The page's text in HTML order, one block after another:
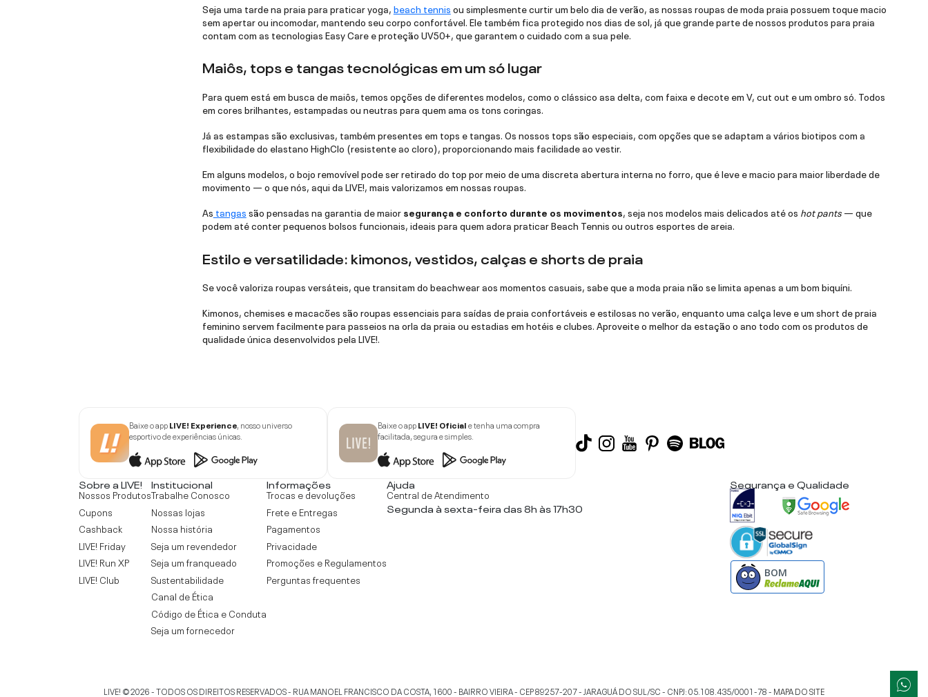
Seja uma tarde na praia para praticar yoga, beach tennis ou simplesmente curtir um belo dia de verão, as nossas roupas de moda praia possuem toque macio
sem apertar ou incomodar, mantendo seu corpo confortável. Ele também fica protegido nos dias de sol, já que grande parte de nossos produtos para praia
contam com as tecnologias Easy Care e proteção UV50+, que garantem o cuidado com a sua pele.
Maiôs, tops e tangas tecnológicas em um só lugar
Para quem está em busca de maiôs, temos opções de diferentes modelos, como o clássico asa delta, com faixa e decote em V, cut out e um ombro só. Todos
em cores brilhantes, estampadas ou neutras para quem ama os tons coringas.
Já as estampas são exclusivas, também presentes em tops e tangas. Os nossos tops são especiais, com opções que se adaptam a vários biotipos com a
flexibilidade do elastano HighClo (resistente ao cloro), proporcionando mais facilidade ao vestir.
Em alguns modelos, o bojo removível pode ser retirado do top por meio de uma discreta abertura interna no forro, que é leve e macio para maior liberdade de
movimento — o que nós, aqui da LIVE!, mais valorizamos em nossas roupas.
As tangas são pensadas na garantia de maiorsegurança e conforto durante os movimentos, seja nos modelos mais delicados até os hot pants— que
podem até conter pequenos bolsos funcionais, ideais para quem adora praticar Beach Tennis ou outros esportes de areia.
Estilo e versatilidade: kimonos, vestidos, calças e shorts de praia
Se você valoriza roupas versáteis, que transitam do beachwear aos momentos casuais, sabe que a moda praia não se limita apenas a um bom biquíni.
Kimonos, chemises e macacões são roupas essenciais para saídas de praia confortáveis e estilosas no verão, enquanto uma calça leve e um short de praia
feminino servem facilmente para passeios na orla da praia ou estadias em hotéis e clubes. Aproveite o melhor da estação o ano todo com os produtos de
qualidade única desenvolvidos pela LIVE!.
Baixe o appLIVE! Experience, nosso universo
esportivo de experiências únicas.
Baixe o appLIVE! Oficiale tenha uma compra
facilitada, segura e simples.
Sobre a LIVE!
Nossos Produtos
Cupons
Cashback
LIVE! Friday
LIVE! Run XP
LIVE! Club
Institucional
Trabalhe Conosco
Nossas lojas
Nossa história
Seja um revendedor
Seja um franqueado
Sustentabilidade
Canal de Ética
Código de Ética e Conduta
Seja um fornecedor
Informações
Trocas e devoluções
Frete e Entregas
Pagamentos
Privacidade
Promoções e Regulamentos
Perguntas frequentes
Ajuda
Central de Atendimento
Segunda à sexta-feira das 8h às 17h30
Segurança e Qualidade
BOM
LIVE! ©2026- TODOS OS DIREITOS RESERVADOS - RUA MANOEL FRANCISCO DA COSTA, 1600 - BAIRRO VIEIRA - CEP 89257-207- JARAGUÁ DO SUL /SC- CNPJ:05.108.435/0001-78- MAPA DO SITE